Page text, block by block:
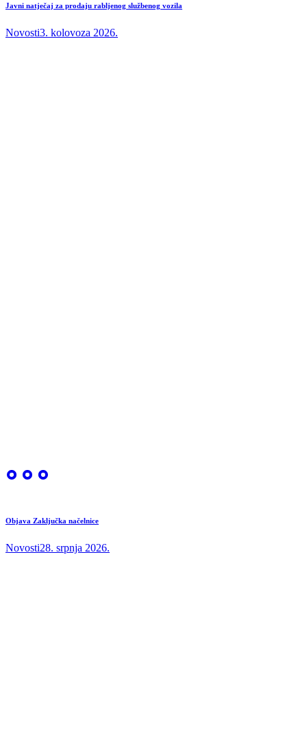
Javni natječaj za prodaju rabljenog službenog vozila
Novosti3. kolovoza 2026.
Objava Zaključka načelnice
Novosti28. srpnja 2026.